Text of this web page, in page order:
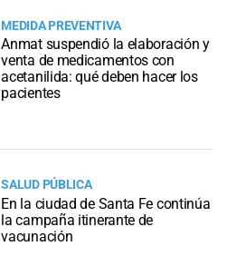
MEDIDA PREVENTIVA
Anmat suspendió la elaboración y
venta de medicamentos con
acetanilida: qué deben hacer los
pacientes
SALUD PÚBLICA
En la ciudad de Santa Fe continúa
la campaña itinerante de
vacunación